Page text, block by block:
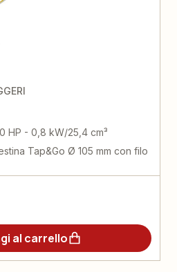
HP - 0,8 kW/25,4 cm³
Tap&Go Ø 105 mm con filo
al carrello